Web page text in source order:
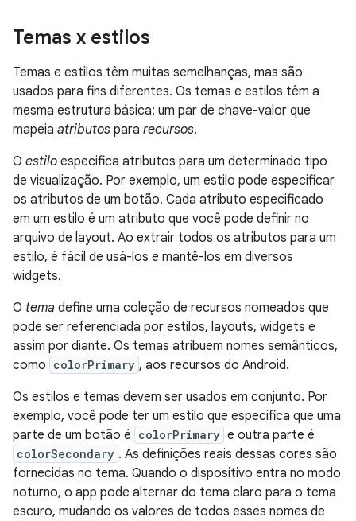
Temas x estilos
Temas e estilos têm muitas semelhanças, mas são
usados para fins diferentes. Os temas e estilos têm a
mesma estrutura básica: um par de chave-valor que
mapeia atributos para recursos.
O estilo especifica atributos para um determinado tipo
de visualização. Por exemplo, um estilo pode especificar
os atributos de um botão. Cada atributo especificado
em um estilo é um atributo que você pode definir no
arquivo de layout. Ao extrair todos os atributos para um
estilo, é fácil de usá-los e mantê-los em diversos
widgets.
O tema define uma coleção de recursos nomeados que
pode ser referenciada por estilos, layouts, widgets e
assim por diante. Os temas atribuem nomes semânticos,
como colorPrimary , aos recursos do Android.
Os estilos e temas devem ser usados em conjunto. Por
exemplo, você pode ter um estilo que especifica que uma
parte de um botão é colorPrimary e outra parte é
colorSecondary . As definições reais dessas cores são
fornecidas no tema. Quando o dispositivo entra no modo
noturno, o app pode alternar do tema claro para o tema
escuro, mudando os valores de todos esses nomes de